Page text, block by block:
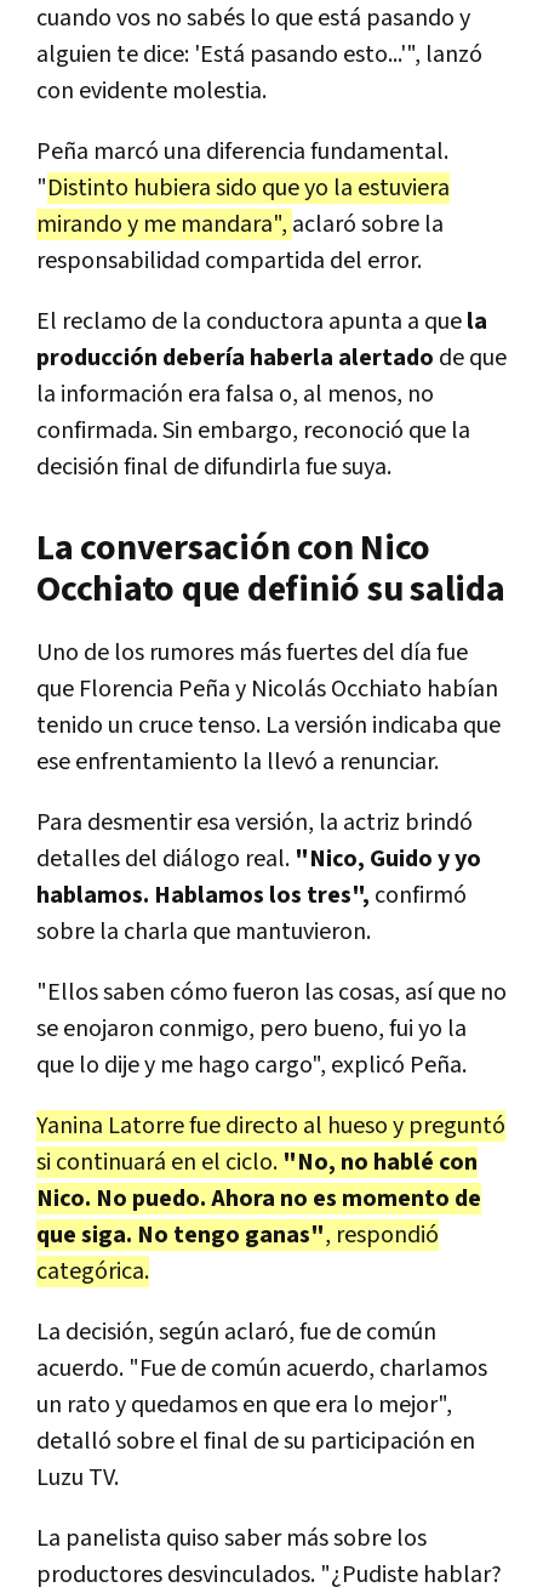
cuando vos no sabés lo que está pasando y
alguien te dice: 'Está pasando esto...'", lanzó
con evidente molestia.
Peña marcó una diferencia fundamental.
"Distinto hubiera sido que yo la estuviera
mirando y me mandara", aclaró sobre la
responsabilidad compartida del error.
El reclamo de la conductora apunta a quela
producción debería haberla alertado de que
la información era falsa o, al menos, no
confirmada. Sin embargo, reconoció que la
decisión final de difundirla fue suya.
La conversación con Nico
Occhiato que definió su salida
Uno de los rumores más fuertes del día fue
que Florencia Peña y Nicolás Occhiato habían
tenido un cruce tenso. La versión indicaba que
ese enfrentamiento la llevó a renunciar.
Para desmentir esa versión, la actriz brindó
detalles del diálogo real. "Nico, Guido y yo
hablamos. Hablamos los tres", confirmó
sobre la charla que mantuvieron.
"Ellos saben cómo fueron las cosas, así que no
se enojaron conmigo, pero bueno, fui yo la
que lo dije y me hago cargo", explicó Peña.
Yanina Latorre fue directo al hueso y preguntó
si continuará en el ciclo. "No, no hablé con
Nico. No puedo. Ahora no es momento de
que siga. No tengo ganas", respondió
categórica.
La decisión, según aclaró, fue de común
acuerdo. "Fue de común acuerdo, charlamos
un rato y quedamos en que era lo mejor",
detalló sobre el final de su participación en
Luzu TV.
La panelista quiso saber más sobre los
productores desvinculados. "¿Pudiste hablar?